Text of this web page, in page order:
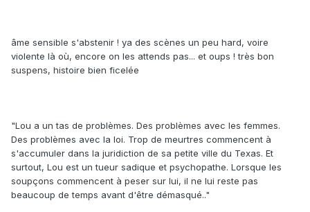
âme sensible s'abstenir ! ya des scènes un peu hard, voire
violente là où, encore on les attends pas... et oups ! très bon
suspens, histoire bien ficelée
"Lou a un tas de problèmes. Des problèmes avec les femmes.
Des problèmes avec la loi. Trop de meurtres commencent à
s'accumuler dans la juridiction de sa petite ville du Texas. Et
surtout, Lou est un tueur sadique et psychopathe. Lorsque les
soupçons commencent à peser sur lui, il ne lui reste pas
beaucoup de temps avant d'être démasqué.."